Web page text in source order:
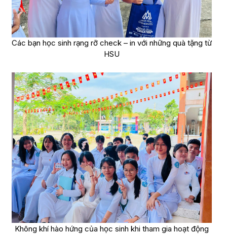
Các bạn học sinh rạng rỡ check – in với những quà tặng từ
HSU
Không khí hào hứng của học sinh khi tham gia hoạt động